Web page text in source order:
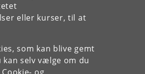
eller kurser, til at
som kan blive gemt
selv vælge om du